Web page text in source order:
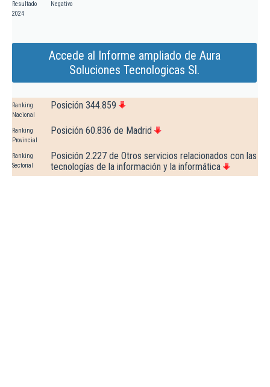
Resultado
2024
Negativo
Accede al Informe ampliado de Aura
Soluciones Tecnologicas Sl.
Ranking
Nacional
Posición 344.859
Ranking
Provincial
Posición 60.836 de Madrid
Ranking
Sectorial
Posición 2.227 de Otros servicios relacionados con las
tecnologías de la información y la informática